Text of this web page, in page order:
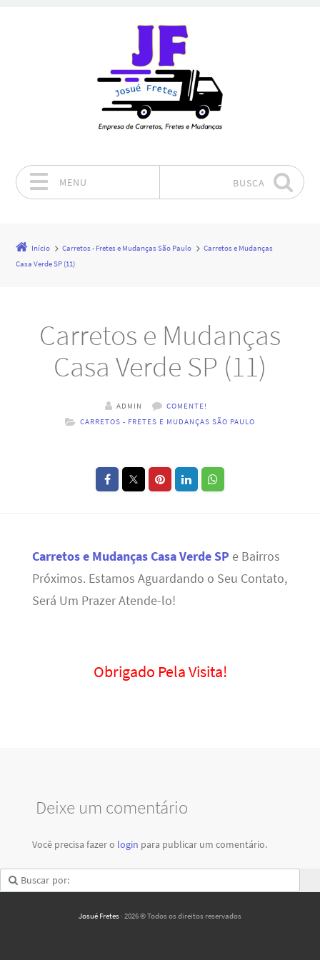
MENU BUSCA
Início Carretos - Fretes e Mudanças São Paulo
Carretos e Mudanças
Casa Verde SP (11)
Carretos e Mudanças
Casa Verde SP (11)
ADMIN
COMENTE!
CARRETOS - FRETES E MUDANÇAS SÃO PAULO
Carretos e Mudanças Casa Verde SP e Bairros
Próximos. Estamos Aguardando o Seu Contato,
Será Um Prazer Atende-lo!
Obrigado Pela Visita!
Deixe um comentário
Você precisa fazer o login para publicar um comentário.
Josué Fretes · 2026 © Todos os direitos reservados